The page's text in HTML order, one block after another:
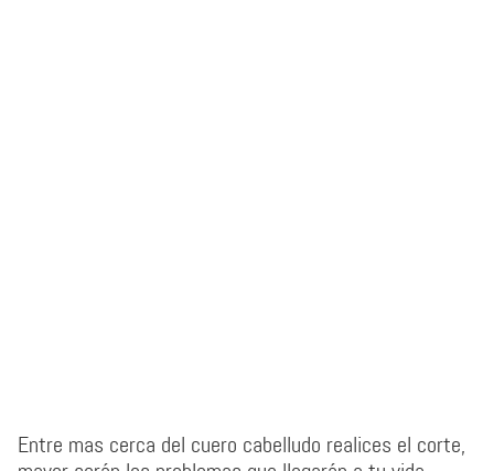
Entre mas cerca del cuero cabelludo realices el corte,